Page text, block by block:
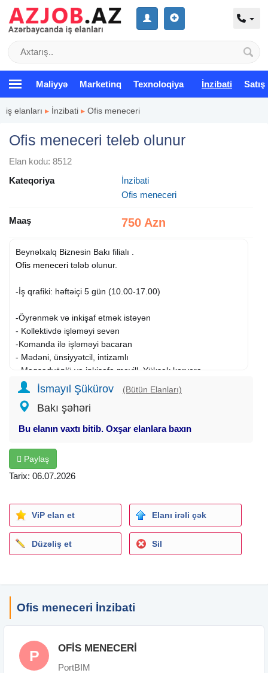
Maliyyə Marketinq Texnoloqiya İnzibati Satış
iş elanları ▸ İnzibati ▸ Ofis meneceri
Ofis meneceri teleb olunur
Elan kodu: 8512
Kateqoriya
İnzibati
Ofis meneceri
Maaş 750 Azn
Beynəlxalq Biznesin Bakı filialı .
Ofis meneceri tələb olunur.
-İş qrafiki: həftəiçi 5 gün (10.00-17.00)
-Öyrənmək və inkişaf etmək istəyən
- Kollektivdə işləməyi sevən
-Komanda ilə işləməyi bacaran
- Mədəni, ünsiyyətcil, intizamlı
- Məqsədyönlü və inkişafa meyill, Yüksək karyera
hədəfləyən şəxs olması.
Öhdəliklər
- Müştərilərlə unsiyyətin qurulmasi
- Şirkətdə verilmiş təlimatları, tapşırıqları vaxtında və dəqiq
yerinə yetirmək
-İstehsalatı dərindən öyənmək
ötürmək.
Ünvan: 28 May metrosu, (Şamil Əzizbəyov 179 A)
İsmayıl Şükürov (Bütün Elanları)
Bakı şəhəri
Bu elanın vaxtı bitib. Oxşar elanlara baxın
Paylaş
Tarix: 06.07.2026
ViP elan et Elanı irəli çək
Düzəliş et Sil
Ofis meneceri İnzibati
P OFİS MENECERİ
PortBIM